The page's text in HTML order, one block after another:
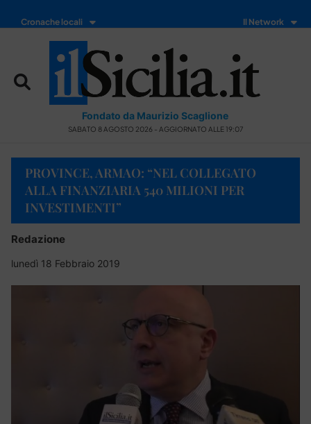
Cronache locali Il Network
Fondato da Maurizio Scaglione
SABATO 8 AGOSTO 2026 - AGGIORNATO ALLE 19:07
PROVINCE, ARMAO: “NEL COLLEGATO
ALLA FINANZIARIA 540 MILIONI PER
INVESTIMENTI”
Redazione
lunedì 18 Febbraio 2019